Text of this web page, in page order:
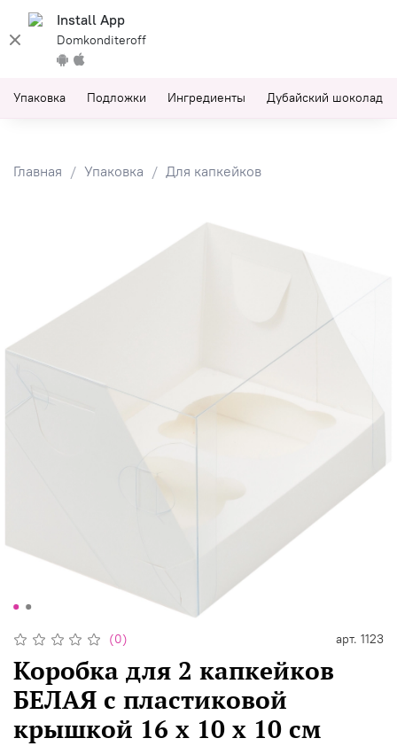
Install App
Domkonditeroff
Упаковка Подложки Ингредиенты Дубайский шоколад
Главная Упаковка Для капкейков
(0) арт. 1123
Коробка для 2 капкейков
БЕЛАЯ с пластиковой
крышкой 16 х 10 х 10 см